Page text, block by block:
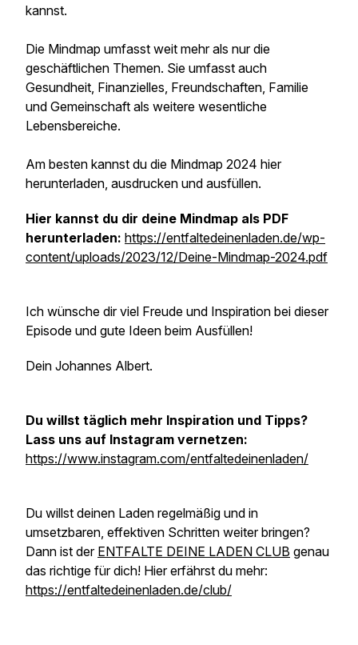
kannst.
Die Mindmap umfasst weit mehr als nur die
geschäftlichen Themen. Sie umfasst auch
Gesundheit, Finanzielles, Freundschaften, Familie
und Gemeinschaft als weitere wesentliche
Lebensbereiche.
Am besten kannst du die Mindmap 2024 hier
herunterladen, ausdrucken und ausfüllen.
Hier kannst du dir deine Mindmap als PDF
herunterladen: https://entfaltedeinenladen.de/wp-
content/uploads/2023/12/Deine-Mindmap-2024.pdf
Ich wünsche dir viel Freude und Inspiration bei dieser
Episode und gute Ideen beim Ausfüllen!
Dein Johannes Albert.
Du willst täglich mehr Inspiration und Tipps?
Lass uns auf Instagram vernetzen:
https://www.instagram.com/entfaltedeinenladen/
Du willst deinen Laden regelmäßig und in
umsetzbaren, effektiven Schritten weiter bringen?
Dann ist der ENTFALTE DEINE LADEN CLUB genau
das richtige für dich! Hier erfährst du mehr:
https://entfaltedeinenladen.de/club/